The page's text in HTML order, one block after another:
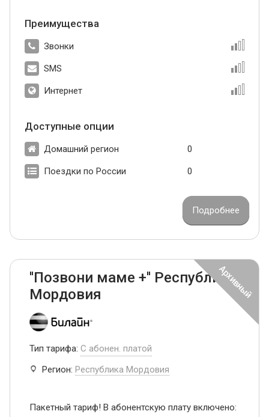
Преимущества
Звонки
SMS
Интернет
Доступные опции
Домашний регион 0
Поездки по России 0
Подробнее
''Позвони маме +'' Республика
Мордовия
Тип тарифа: С абонен. платой
Регион: Республика Мордовия
Пакетный тариф! В абонентскую плату включено: